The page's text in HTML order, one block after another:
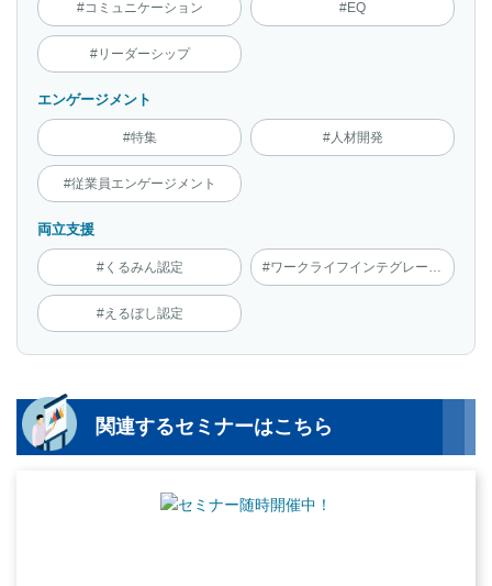
#コミュニケーション #EQ
#リーダーシップ
エンゲージメント
#特集 #人材開発
#従業員エンゲージメント
両立支援
#くるみん認定
#えるぼし認定
関連するセミナーはこちら